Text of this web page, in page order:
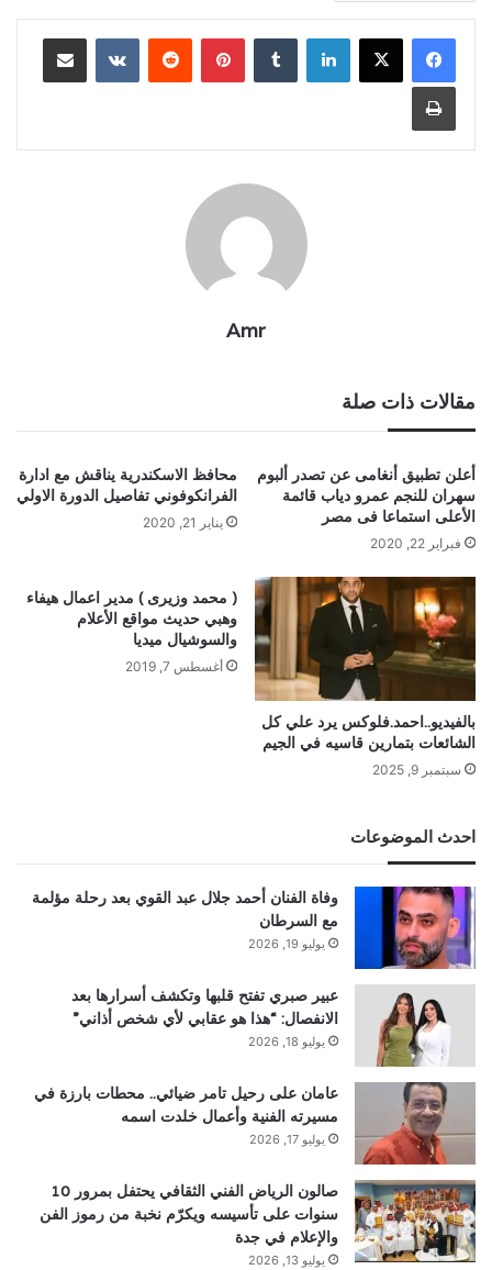
لينكدإن بينتيريست مشاركة عبر البريد
طباعة
Amr
مقالات ذات صلة
أعلن تطبيق أنغامى عن تصدر ألبوم
سهران للنجم عمرو دياب قائمة
الأعلى استماعا فى مصر
فبراير 22, 2020
محافظ الاسكندرية يناقش مع ادارة
الفرانكوفوني تفاصيل الدورة الاولي
يناير 21, 2020
بالفيديو..احمد.فلوكس يرد علي كل
الشائعات بتمارين قاسيه في الجيم
سبتمبر 9, 2025
( محمد وزيرى ) مدير اعمال هيفاء
وهبي حديث مواقع الأعلام
والسوشيال ميديا
أغسطس 7, 2019
احدث الموضوعات
وفاة الفنان أحمد جلال عبد القوي بعد رحلة مؤلمة
مع السرطان
يوليو 19, 2026
عبير صبري تفتح قلبها وتكشف أسرارها بعد
الانفصال: “هذا هو عقابي لأي شخص أذاني”
يوليو 18, 2026
عامان على رحيل تامر ضيائي.. محطات بارزة في
مسيرته الفنية وأعمال خلدت اسمه
يوليو 17, 2026
صالون الرياض الفني الثقافي يحتفل بمرور 10
سنوات على تأسيسه ويكرّم نخبة من رموز الفن
والإعلام في جدة
يوليو 13, 2026